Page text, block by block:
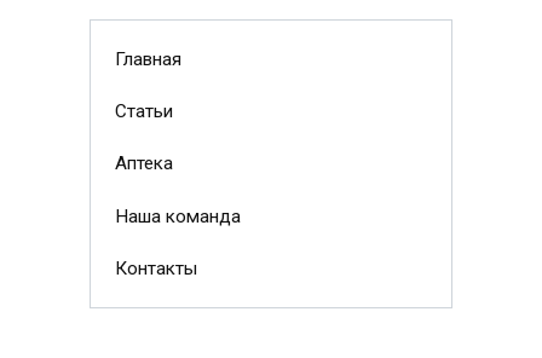
Главная
Статьи
Аптека
Наша команда
Контакты